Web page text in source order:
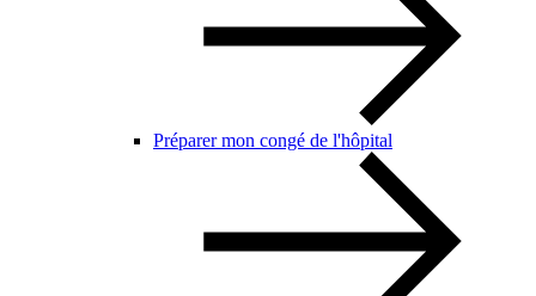
Préparer mon congé de l'hôpital